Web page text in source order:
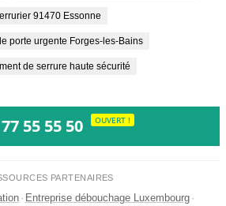
Serrurier 91470 Essonne
porte urgente Forges-les-Bains
de serrure haute sécurité
55 55 50 OUVERT !
PARTENAIRES
· Entreprise débouchage Luxembourg ·